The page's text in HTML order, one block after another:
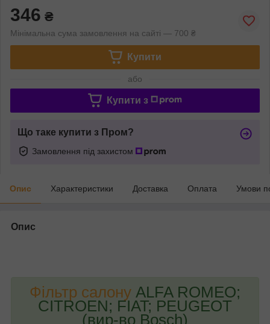
346 ₴
Мінімальна сума замовлення на сайті — 700 ₴
Купити
або
Купити з
Що таке купити з Пром?
Замовлення під захистом
Опис Характеристики Доставка Оплата Умови
Опис
Фільтр салону ALFA ROMEO;
CITROEN; FIAT; PEUGEOT
(вир-во Bosch)